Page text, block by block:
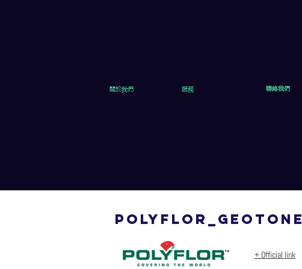
關於我們 服務 聯絡我們
polyflor_GEOTONE
+ Official link